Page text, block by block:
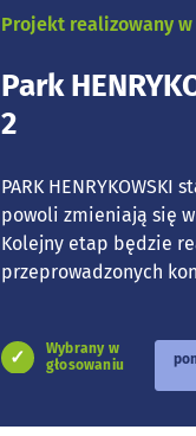
Projekt realizowany w
Park
2
PARK
powoli zmieniają się
Kolejny etap będzie
przeprowadzonych
Wybrany w
głosowaniu